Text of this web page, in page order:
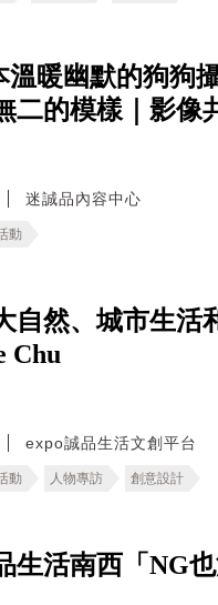
溫暖幽默的狗狗
二的模樣｜影像
迷誠品內容中心
動
自然、城市生
Chu
expo誠品生活文創平台
動 人物專訪 創意設計
生活南西「NG